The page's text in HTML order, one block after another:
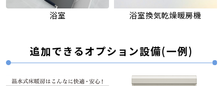
浴室 浴室換気乾燥暖房機
追加できるオプション設備(一例)